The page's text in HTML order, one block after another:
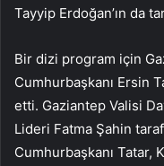
Tayyip Erdoğan’ın da
Bir dizi program için
Cumhurbaşkanı Ersin
etti. Gaziantep Valisi
Lideri Fatma Şahin
Cumhurbaşkanı Tatar,